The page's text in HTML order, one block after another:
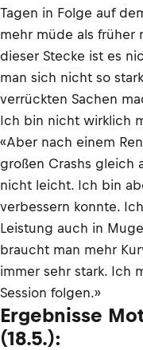
Tagen in Folge auf
mehr müde als früher
dieser Stecke ist es
man sich nicht so
verrückten Sachen
Ich bin nicht wirklich
«Aber nach einem
großen Crashs gleich
nicht leicht. Ich bin
verbessern konnte.
Leistung auch in
braucht man mehr
immer sehr stark. Ich
Session folgen.»
Ergebnisse
(18.5.):